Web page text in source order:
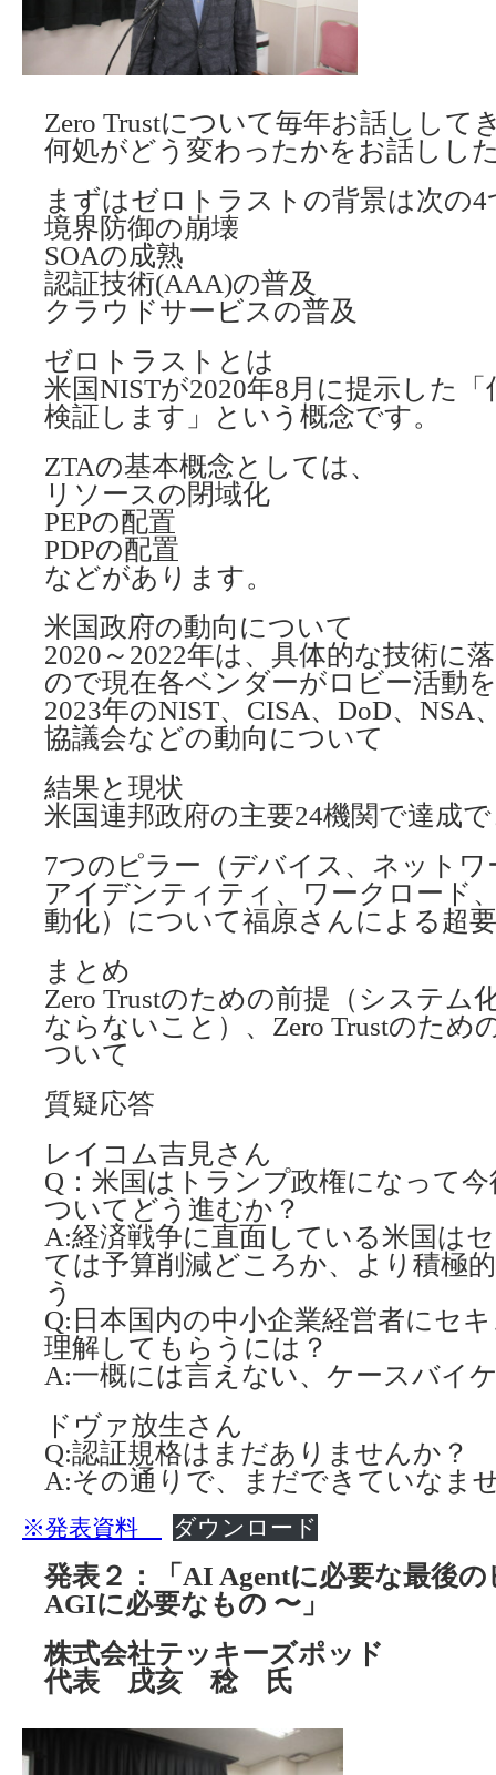
Zero Trustについて毎年お話しして
何処がどう変わったかをお話しし
まずはゼロトラストの背景は次の
境界防御の崩壊
SOAの成熟
認証技術(AAA)の普及
クラウドサービスの普及
ゼロトラストとは
米国NISTが2020年8月に提示した
検証します」という概念です。
ZTAの基本概念としては、
リソースの閉域化
PEPの配置
PDPの配置
などがあります。
米国政府の動向について
2020～2022年は、具体的な技術に
ので現在各ベンダーがロビー活動
2023年のNIST、CISA、DoD、NSA
協議会などの動向について
結果と現状
米国連邦政府の主要24機関で達成
7つのピラー（デバイス、ネット
アイデンティティ、ワークロード
動化）について福原さんによる超
まとめ
Zero Trustのための前提（システム
ならないこと）、Zero Trustのため
ついて
質疑応答
レイコム吉見さん
Q：米国はトランプ政権になって
ついてどう進むか？
A:経済戦争に直面している米国は
ては予算削減どころか、より積極
う
Q:日本国内の中小企業経営者にセ
理解してもらうには？
A:一概には言えない、ケースバイ
ドヴァ放生さん
Q:認証規格はまだありませんか？
A:その通りで、まだできていなま
※発表資料 ダウンロード
発表２：「AI Agentに必要な最後
AGIに必要なもの 〜」
株式会社テッキーズポッド
代表 戌亥 稔 氏